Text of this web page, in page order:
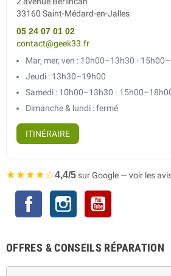
33160 Saint-Médard-en-Jalles
05 24 07 01 02
contact@geek33.fr
Mar, mer, ven : 10h00–13h30 ·
Jeudi : 13h30–19h00
Samedi : 10h00–13h30 ·
Dimanche & lundi : fermé
ITINÉRAIRE
★★★★☆4,4/5sur Google — voir les
Facebook Instagram
OFFRES & CONSEILS RÉPARATION